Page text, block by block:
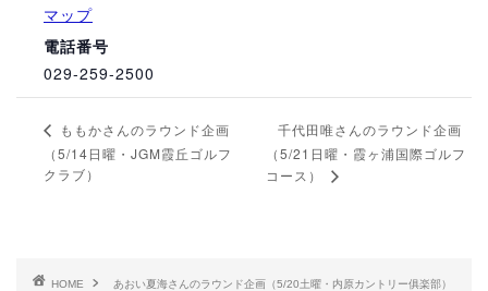
マップ
電話番号
029-259-2500
ももかさんのラウンド企画
（5/14日曜・JGM霞丘ゴルフ
クラブ）
千代田唯さんのラウンド企画
（5/21日曜・霞ヶ浦国際ゴルフ
コース）
HOME あおい夏海さんのラウンド企画（5/20土曜・内原カントリー俱楽部）